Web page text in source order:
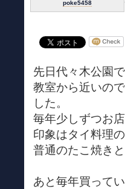
poke5458
先日代々木公園
教室から近いの
した。
毎年少しずつお
印象はタイ料理
普通のたこ焼き
あと毎年買って